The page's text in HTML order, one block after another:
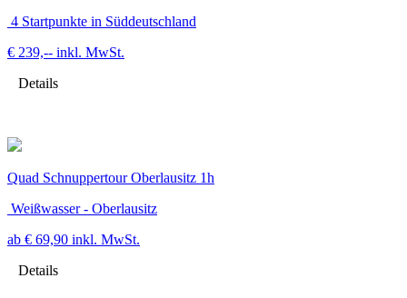
4 Startpunkte in Süddeutschland
€ 239,-- inkl. MwSt.
Details
Quad Schnuppertour Oberlausitz 1h
Weißwasser - Oberlausitz
ab € 69,90 inkl. MwSt.
Details